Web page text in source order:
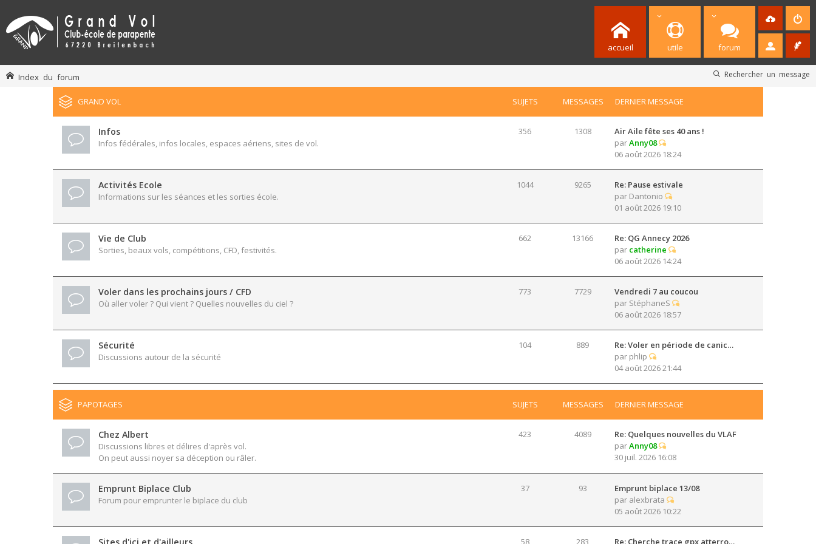
accueil utile forum
Rechercher un message
Index du forum
GRAND VOL SUJETS MESSAGES DERNIER MESSAGE
Infos
Infos fédérales, infos locales, espaces aériens, sites de vol.
356 1308
Air Aile fête ses 40 ans !
parAnny08
06 août 2026 18:24
Activités Ecole
Informations sur les séances et les sorties école.
1044 9265
Re: Pause estivale
par Dantonio
01 août 2026 19:10
Vie de Club
Sorties, beaux vols, compétitions, CFD, festivités.
662 13166
Re: QG Annecy 2026
par catherine
06 août 2026 14:24
Voler dans les prochains jours / CFD
Où aller voler ? Qui vient ? Quelles nouvelles du ciel ?
773 7729
Vendredi 7 au coucou
par StéphaneS
06 août 2026 18:57
Sécurité
Discussions autour de la sécurité
104 889
Re: Voler en période de canic…
par phlip
04 août 2026 21:44
PAPOTAGES SUJETS MESSAGES DERNIER MESSAGE
Chez Albert
Discussions libres et délires d'après vol.
On peut aussi noyer sa déception ou râler.
423 4089
Re: Quelques nouvelles du VLAF
parAnny08
30 juil. 2026 16:08
Emprunt Biplace Club
Forum pour emprunter le biplace du club
37 93
Emprunt biplace 13/08
par alexbrata
05 août 2026 10:22
58 283 Re: Cherche trace gpx atterro…